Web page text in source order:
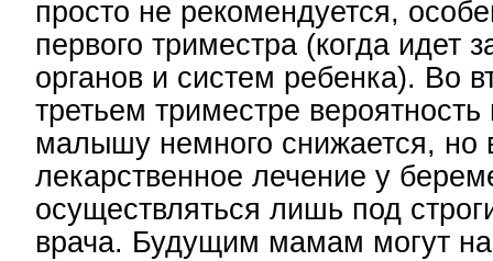
просто не рекомендуется,
первого триместра (когда идет
органов и систем ребенка). Во
третьем триместре вероятность
малышу немного снижается, но
лекарственное лечение у
осуществляться лишь под
врача. Будущим мамам могут